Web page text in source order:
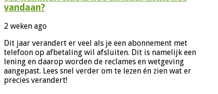
vandaan?
2 weken ago
Dit jaar verandert er veel als je een abonnement met
telefoon op afbetaling wil afsluiten. Dit is namelijk een
lening en daarop worden de reclames en wetgeving
aangepast. Lees snel verder om te lezen én zien wat er
precies verandert!